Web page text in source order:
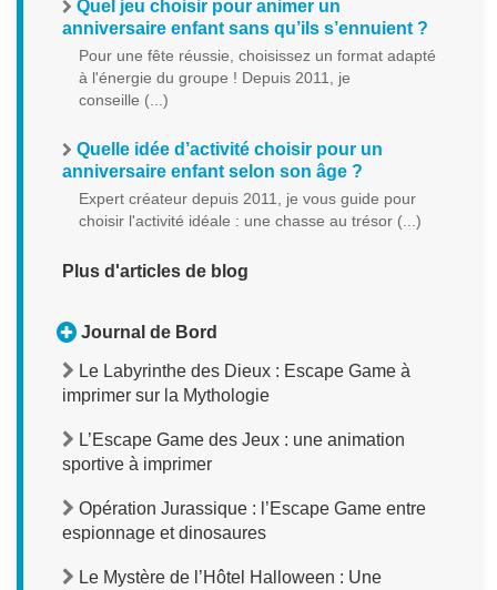
Quel jeu choisir pour animer un
anniversaire enfant sans qu’ils s’ennuient ?
Pour une fête réussie, choisissez un format adapté
à l'énergie du groupe ! Depuis 2011, je
conseille (...)
Quelle idée d’activité choisir pour un
anniversaire enfant selon son âge ?
Expert créateur depuis 2011, je vous guide pour
choisir l'activité idéale : une chasse au trésor (...)
Plus d'articles de blog
Journal de Bord
Le Labyrinthe des Dieux : Escape Game à
imprimer sur la Mythologie
L’Escape Game des Jeux : une animation
sportive à imprimer
Opération Jurassique : l’Escape Game entre
espionnage et dinosaures
Le Mystère de l’Hôtel Halloween : Une